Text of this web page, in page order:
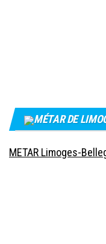
MÉTAR DE
METAR Limoges-